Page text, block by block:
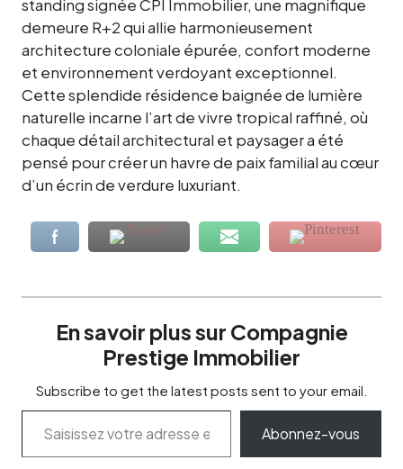
standing signée CPI Immobilier, une magnifique
demeure R+2 qui allie harmonieusement
architecture coloniale épurée, confort moderne
et environnement verdoyant exceptionnel.
Cette splendide résidence baignée de lumière
naturelle incarne l’art de vivre tropical raffiné, où
chaque détail architectural et paysager a été
pensé pour créer un havre de paix familial au cœur
d’un écrin de verdure luxuriant.
En savoir plus sur Compagnie
Prestige Immobilier
Subscribe to get the latest posts sent to your email.
Abonnez-vous